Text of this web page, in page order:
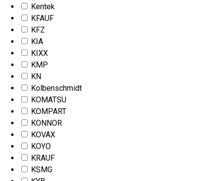
Kentek
KFAUF
KFZ
KIA
KIXX
KMP
KN
Kolbenschmidt
KOMATSU
KOMPART
KONNOR
KOVAX
KOYO
KRAUF
KSMG